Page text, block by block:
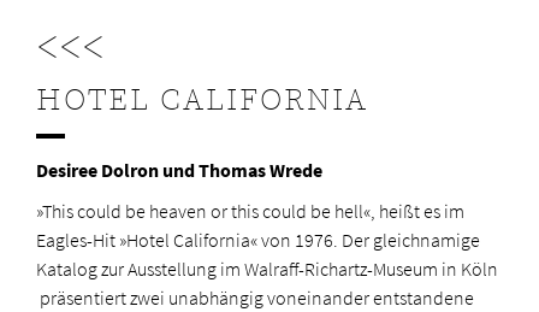
<<<
HOTEL CALIFORNIA
Desiree Dolron und Thomas Wrede
»This could be heaven or this could be hell«, heißt es im
Eagles-Hit »Hotel California« von 1976. Der gleichnamige
Katalog zur Ausstellung im Walraff-Richartz-Museum in Köln
präsentiert zwei unabhängig voneinander entstandene